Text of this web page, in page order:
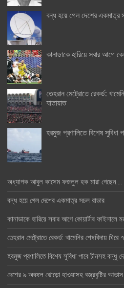
বন্ধ হয়ে গেল দেশের একমাত্র
কানাডাকে হারিয়ে সবার আগে
তেহরান মেট্রোতে রেকর্ড:
যাতায়াত
হরমুজ প্রণালিতে বিশেষ সুবিধা
অধ্যাপক আবুল কাসেম ফজলুল হক মারা গেছেন….
বন্ধ হয়ে গেল দেশের একমাত্র সচল রাডার
কানাডাকে হারিয়ে সবার আগে কোয়ার্টার ফাইনালে
তেহরান মেট্রোতে রেকর্ড: খামেনির শেষবিদায় ঘিরে
হরমুজ প্রণালিতে বিশেষ সুবিধা পাবে চীনসহ বন্ধু
দেশের ৯ অঞ্চলে ঝোড়ো হাওয়াসহ বজ্রবৃষ্টির আভাস